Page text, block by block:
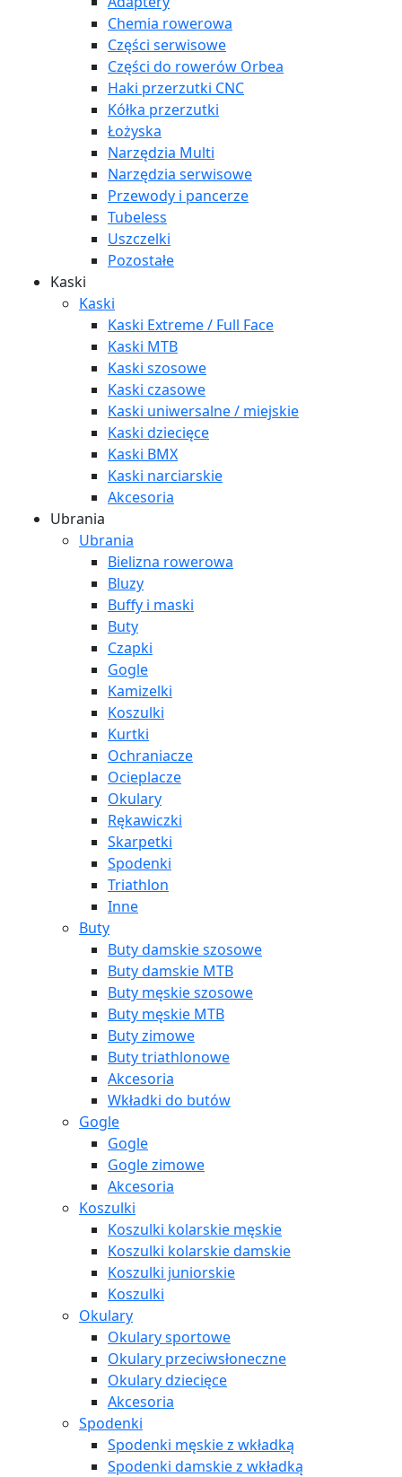
Chemia rowerowa
Części serwisowe
Części do rowerów Orbea
Haki przerzutki CNC
Kółka przerzutki
Łożyska
Narzędzia Multi
Narzędzia serwisowe
Przewody i pancerze
Tubeless
Uszczelki
Pozostałe
Kaski
Kaski
Kaski Extreme / Full Face
Kaski MTB
Kaski szosowe
Kaski czasowe
Kaski uniwersalne / miejskie
Kaski dziecięce
Kaski BMX
Kaski narciarskie
Akcesoria
Ubrania
Ubrania
Bielizna rowerowa
Bluzy
Buffy i maski
Buty
Czapki
Gogle
Kamizelki
Koszulki
Kurtki
Ochraniacze
Ocieplacze
Okulary
Rękawiczki
Skarpetki
Spodenki
Triathlon
Inne
Buty
Buty damskie szosowe
Buty damskie MTB
Buty męskie szosowe
Buty męskie MTB
Buty zimowe
Buty triathlonowe
Akcesoria
Wkładki do butów
Gogle
Gogle
Gogle zimowe
Akcesoria
Koszulki
Koszulki kolarskie męskie
Koszulki kolarskie damskie
Koszulki juniorskie
Koszulki
Okulary
Okulary sportowe
Okulary przeciwsłoneczne
Okulary dziecięce
Akcesoria
Spodenki
Spodenki męskie z wkładką
Spodenki damskie z wkładką